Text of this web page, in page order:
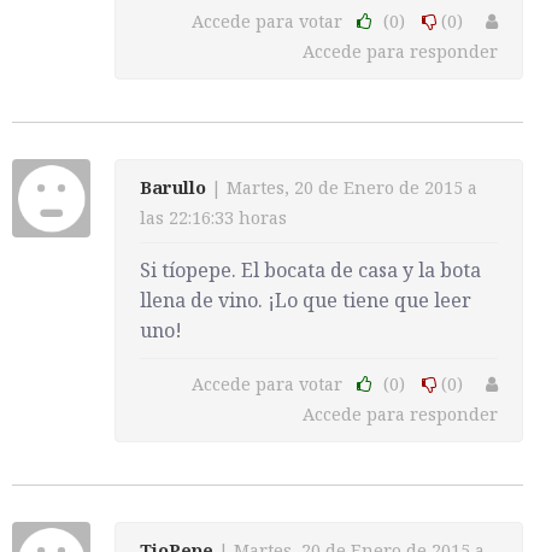
Accede para votar (0)
(0)
Accede para responder
Barullo | Martes, 20 de Enero de 2015 a
las 22:16:33 horas
Si tíopepe. El bocata de casa y la bota
llena de vino. ¡Lo que tiene que leer
uno!
Accede para votar (0)
(0)
Accede para responder